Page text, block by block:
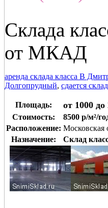
Склада
от МКАД
аренда склада класса В
Долгопрудный, сдается
Площадь: от 1000 до
Стоимость:
8500 р/м²/
Расположение: Московская
Назначение:
Склад